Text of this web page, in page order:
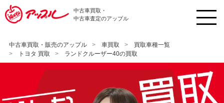
中古車買取・
中古車査定のアップル
中古車買取・販売のアップル 車買取
買取車種一覧
トヨタ 買取
ランドクルーザー40の買取